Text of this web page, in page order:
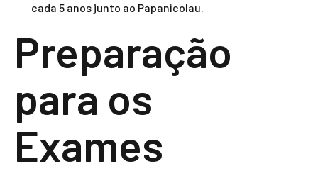
cada 5 anos junto ao Papanicolau.
Preparação
para os
Exames